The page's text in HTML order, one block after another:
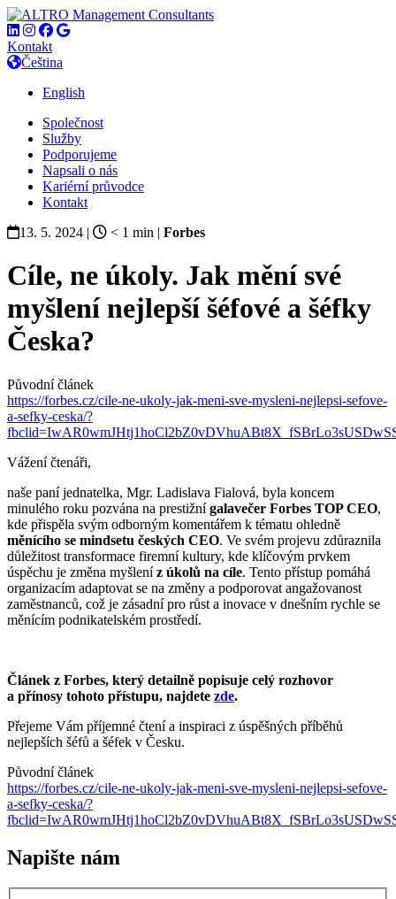
Kontakt
Čeština
English
Společnost
Služby
Podporujeme
Napsali o nás
Kariérní průvodce
Kontakt
13. 5. 2024 |
< 1 min | Forbes
Cíle, ne úkoly. Jak mění své
myšlení nejlepší šéfové a šéfky
Česka?
Původní článek
https://forbes.cz/cile-ne-ukoly-jak-meni-sve-mysleni-nejlepsi-sefove-
a-sefky-ceska/?
Vážení čtenáři,
naše paní jednatelka, Mgr. Ladislava Fialová, byla koncem
minulého roku pozvána na prestižnígalavečer Forbes TOP CEO,
kde přispěla svým odborným komentářem k tématu ohledně
měnícího se mindsetu českých CEO. Ve svém projevu zdůraznila
důležitost transformace firemní kultury, kde klíčovým prvkem
úspěchu je změna myšleníz úkolů na cíle. Tento přístup pomáhá
organizacím adaptovat se na změny a podporovat angažovanost
zaměstnanců, což je zásadní pro růst a inovace v dnešním rychle se
měnícím podnikatelském prostředí.
Článek z Forbes, který detailně popisuje celý rozhovor
a přínosy tohoto přístupu, najdete zde.
Přejeme Vám příjemné čtení a inspiraci z úspěšných příběhů
nejlepších šéfů a šéfek v Česku.
Původní článek
https://forbes.cz/cile-ne-ukoly-jak-meni-sve-mysleni-nejlepsi-sefove-
a-sefky-ceska/?
Napište nám